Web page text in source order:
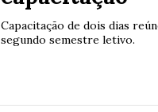
Capacitação de dois dias
segundo semestre letivo.